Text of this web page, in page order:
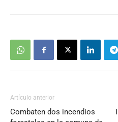
Artículo anterior
Combaten dos incendios